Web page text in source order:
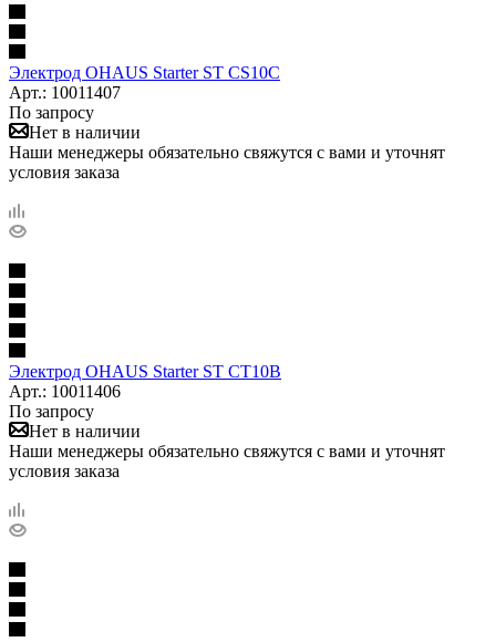
Электрод OHAUS Starter ST CS10C
Арт.: 10011407
По запросу
Нет в наличии
Наши менеджеры обязательно свяжутся с вами и уточнят
условия заказа
Электрод OHAUS Starter ST CT10B
Арт.: 10011406
По запросу
Нет в наличии
Наши менеджеры обязательно свяжутся с вами и уточнят
условия заказа